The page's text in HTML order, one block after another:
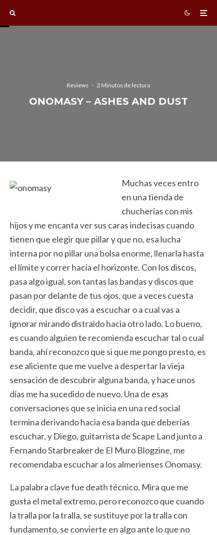
Reviews · 2 Minutos de lectura
ONOMASY – ASHES AND DUST
Muchas veces entro
en una tienda de
chucherías con mis
hijos y me encanta ver sus caras indecisas cuando
tienen que elegir que pillar y que no, esa lucha
interna por no pillar una bolsa enorme, llenarla hasta
el límite y correr hacía el horizonte. Con los discos,
pasa algo igual, son tantas las bandas y discos que
pasan por delante de tus ojos, que a veces cuesta
decidir, que disco vas a escuchar o a cual vas a
ignorar mirando distraido hacia otro lado. Lo bueno,
es cuando alguien te recomienda escuchar tal o cual
banda, ahí reconozco que si que me pongo presto, es
ese aliciente que me vuelve a despertar la vieja
sensación de descubrir alguna banda, y hace unos
días me ha sucedido de nuevo. Una de esas
conversaciones que se inicia en una red social
termina derivando hacia esa banda que deberías
escuchar, y Diego, guitarrista de Scape Land junto a
Fernando Starbreaker de El Muro Blogzine, me
recomendaba escuchar a los almerienses Onomasy.
La palabra clave fue death técnico. Mira que me
gusta el metal extremo, pero reconozco que cuando
la tralla por la tralla, se sustituye por la tralla con
fundamento, se convierte en algo ante lo que no